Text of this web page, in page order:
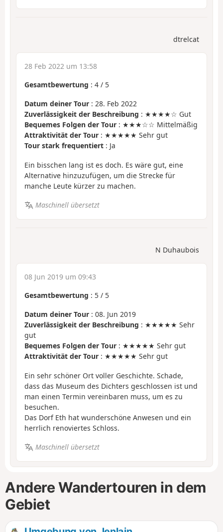
dtrelcat
28 Feb 2022 um 13:58
Gesamtbewertung : 4 / 5
Datum deiner Tour : 28. Feb 2022
Zuverlässigkeit der Beschreibung : ★★★★☆ Gut
Bequemes Folgen der Tour : ★★★☆☆ Mittelmäßig
Attraktivität der Tour : ★★★★★ Sehr gut
Tour stark frequentiert : Ja
Ein bisschen lang ist es doch. Es wäre gut, eine
Alternative hinzuzufügen, um die Strecke für
manche Leute kürzer zu machen.
Maschinell übersetzt
N Duhaubois
08 Jun 2019 um 09:43
Gesamtbewertung : 5 / 5
Datum deiner Tour : 08. Jun 2019
Zuverlässigkeit der Beschreibung : ★★★★★ Sehr
gut
Bequemes Folgen der Tour : ★★★★★ Sehr gut
Attraktivität der Tour : ★★★★★ Sehr gut
Ein sehr schöner Ort voller Geschichte. Schade,
dass das Museum des Dichters geschlossen ist und
man einen Termin vereinbaren muss, um es zu
besuchen.
Das Dorf Eth hat wunderschöne Anwesen und ein
herrlich renoviertes Schloss.
Maschinell übersetzt
Andere Wandertouren in dem
Gebiet